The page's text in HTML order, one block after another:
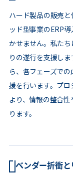
ハード製品の販売
ッド型事業のERP
かせません。私た
りの遂行を支援し
ら、各フェーズで
援を行います。プ
より、情報の整合
ります。
ベンダー折衝